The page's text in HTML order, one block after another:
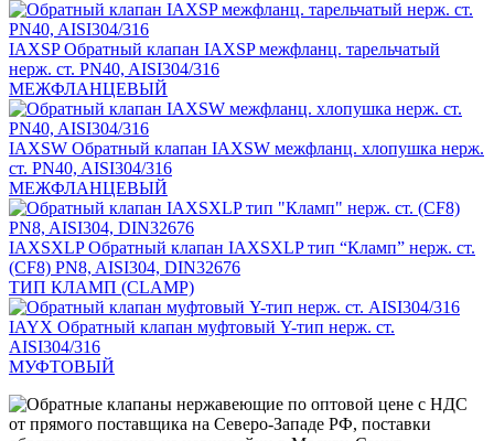
IAXSP Обратный клапан IAXSP межфланц. тарельчатый
нерж. ст. PN40, AISI304/316
МЕЖФЛАНЦЕВЫЙ
IAXSW Обратный клапан IAXSW межфланц. хлопушка нерж.
ст. PN40, AISI304/316
МЕЖФЛАНЦЕВЫЙ
IAXSXLP Обратный клапан IAXSXLP тип “Кламп” нерж. ст.
(CF8) PN8, AISI304, DIN32676
ТИП КЛАМП (CLAMP)
IAYX Обратный клапан муфтовый Y-тип нерж. ст.
AISI304/316
МУФТОВЫЙ